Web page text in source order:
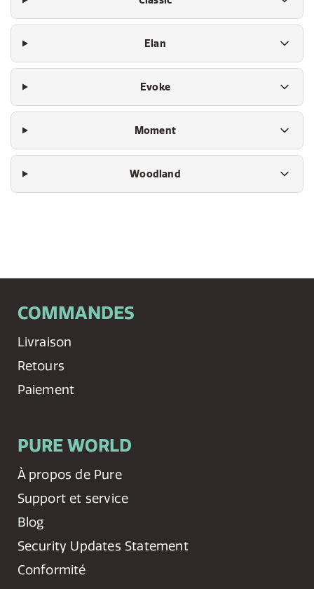
Elan
Evoke
Moment
Woodland
COMMANDES
Livraison
Retours
Paiement
PURE WORLD
À propos de Pure
Support et service
Blog
Security Updates Statement
Conformité